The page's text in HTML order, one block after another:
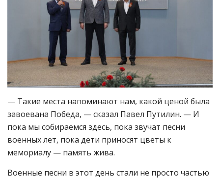
— Такие места напоминают нам, какой ценой была
завоевана Победа, — сказал Павел Путилин. — И
пока мы собираемся здесь, пока звучат песни
военных лет, пока дети приносят цветы к
мемориалу — память жива.
Военные песни в этот день стали не просто частью